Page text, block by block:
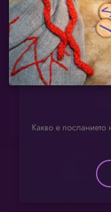
Какво е посланието